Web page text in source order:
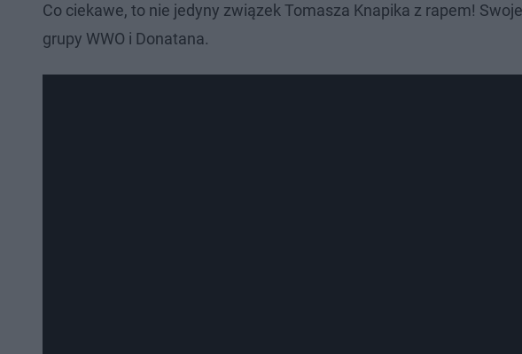
Co ciekawe, to nie jedyny związek Tomasza Knapika z rapem!
grupy WWO i Donatana.